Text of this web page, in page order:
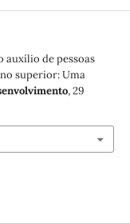
auxílio de pessoas
superior: Uma
, 29